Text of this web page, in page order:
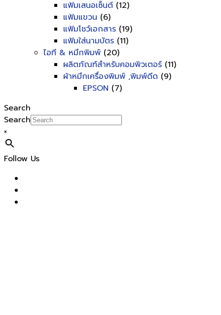
แฟ้มเสนอเซ็นต์ (12)
แฟ้มแขวน (6)
แฟ้มโชว์เอกสาร (19)
แฟ้มใส่นามบัตร (11)
ไอที & หมึกพิมพ์ (20)
ผลิตภัณฑ์สำหรับคอมพิวเตอร์ (11)
ผ้าหมึกเครื่องพิมพ์ ,พิมพ์ดีด (9)
EPSON (7)
Search
Search
×
Follow Us